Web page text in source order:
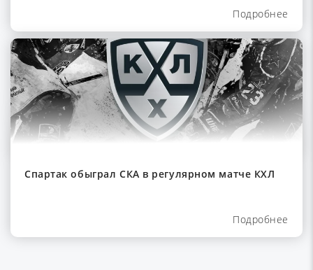
Подробнее
Спартак обыграл СКА в регулярном матче КХЛ
Подробнее